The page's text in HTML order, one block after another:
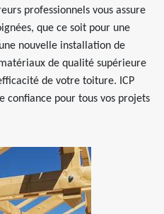
professionnels vous assure
que ce soit pour une
nouvelle installation de
de qualité supérieure
de votre toiture. ICP
confiance pour tous vos projets